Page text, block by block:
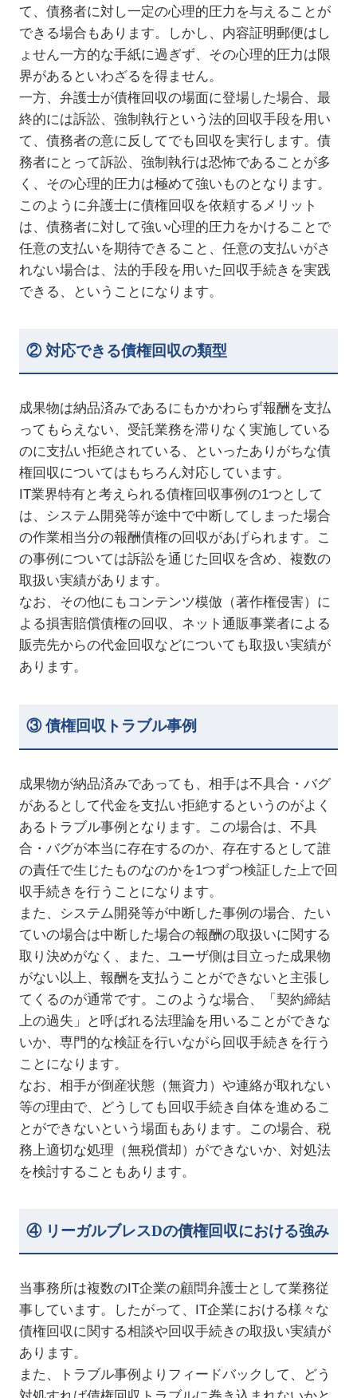
て、債務者に対し一定の心理的圧力を与えることが
できる場合もあります。しかし、内容証明郵便はし
ょせん一方的な手紙に過ぎず、その心理的圧力は限
界があるといわざるを得ません。
一方、弁護士が債権回収の場面に登場した場合、最
終的には訴訟、強制執行という法的回収手段を用い
て、債務者の意に反してでも回収を実行します。債
務者にとって訴訟、強制執行は恐怖であることが多
く、その心理的圧力は極めて強いものとなります。
このように弁護士に債権回収を依頼するメリット
は、債務者に対して強い心理的圧力をかけることで
任意の支払いを期待できること、任意の支払いがさ
れない場合は、法的手段を用いた回収手続きを実践
できる、ということになります。
② 対応できる債権回収の類型
成果物は納品済みであるにもかかわらず報酬を支払
ってもらえない、受託業務を滞りなく実施している
のに支払い拒絶されている、といったありがちな債
権回収についてはもちろん対応しています。
IT業界特有と考えられる債権回収事例の1つとして
は、システム開発等が途中で中断してしまった場合
の作業相当分の報酬債権の回収があげられます。こ
の事例については訴訟を通じた回収を含め、複数の
取扱い実績があります。
なお、その他にもコンテンツ模倣（著作権侵害）に
よる損害賠償債権の回収、ネット通販事業者による
販売先からの代金回収などについても取扱い実績が
あります。
③ 債権回収トラブル事例
成果物が納品済みであっても、相手は不具合・バグ
があるとして代金を支払い拒絶するというのがよく
あるトラブル事例となります。この場合は、不具
合・バグが本当に存在するのか、存在するとして誰
の責任で生じたものなのかを1つずつ検証した上で回
収手続きを行うことになります。
また、システム開発等が中断した事例の場合、たい
ていの場合は中断した場合の報酬の取扱いに関する
取り決めがなく、また、ユーザ側は目立った成果物
がない以上、報酬を支払うことができないと主張し
てくるのが通常です。このような場合、「契約締結
上の過失」と呼ばれる法理論を用いることができな
いか、専門的な検証を行いながら回収手続きを行う
ことになります。
なお、相手が倒産状態（無資力）や連絡が取れない
等の理由で、どうしても回収手続き自体を進めるこ
とができないという場面もあります。この場合、税
務上適切な処理（無税償却）ができないか、対処法
を検討することもあります。
④ リーガルブレスDの債権回収における強み
当事務所は複数のIT企業の顧問弁護士として業務従
事しています。したがって、IT企業における様々な
債権回収に関する相談や回収手続きの取扱い実績が
あります。
また、トラブル事例よりフィードバックして、どう